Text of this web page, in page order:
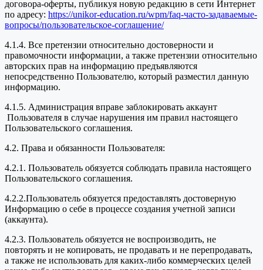
договора-оферты, публикуя новую редакцию в сети Интернет
по адресу: https://unikor-education.ru/wpm/faq-часто-задаваемые-
вопросы/пользовательское-соглашение/
4.1.4. Все претензии относительно достоверности и
правомочности информации, а также претензии относительно
авторских прав на информацию предъявляются
непосредственно Пользователю, который разместил данную
информацию.
4.1.5. Администрация вправе заблокировать аккаунт
Пользователя в случае нарушения им правил настоящего
Пользовательского соглашения.
4.2. Права и обязанности Пользователя:
4.2.1. Пользователь обязуется соблюдать правила настоящего
Пользовательского соглашения.
4.2.2.Пользователь обязуется предоставлять достоверную
Информацию о себе в процессе создания учетной записи
(аккаунта).
4.2.3. Пользователь обязуется не воспроизводить, не
повторять и не копировать, не продавать и не перепродавать,
а также не использовать для каких-либо коммерческих целей